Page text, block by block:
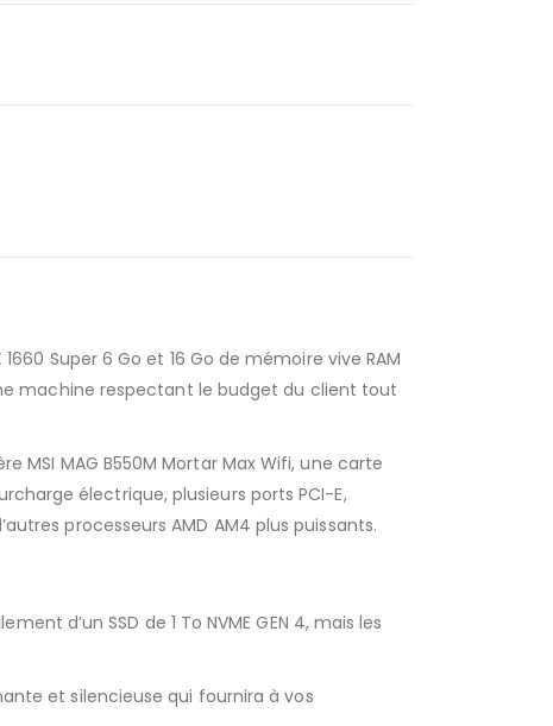
Super 6 Go et 16 Go de mémoire vive RAM
machine respectant le budget du client tout
MAG B550M Mortar Max Wifi, une carte
électrique, plusieurs ports PCI-E,
processeurs AMD AM4 plus puissants.
d’un SSD de 1 To NVME GEN 4, mais les
et silencieuse qui fournira à vos